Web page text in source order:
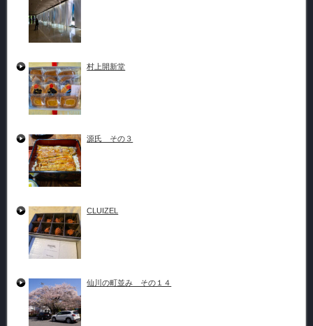
村上開新堂
源氏 その３
CLUIZEL
仙川の町並み その１４